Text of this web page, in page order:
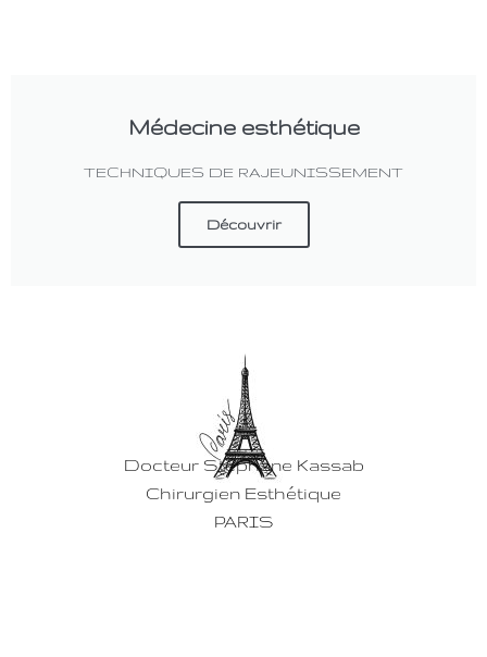
Médecine esthétique
TECHNIQUES DE RAJEUNISSEMENT
Découvrir
Docteur Stéphane Kassab
Chirurgien Esthétique
PARIS